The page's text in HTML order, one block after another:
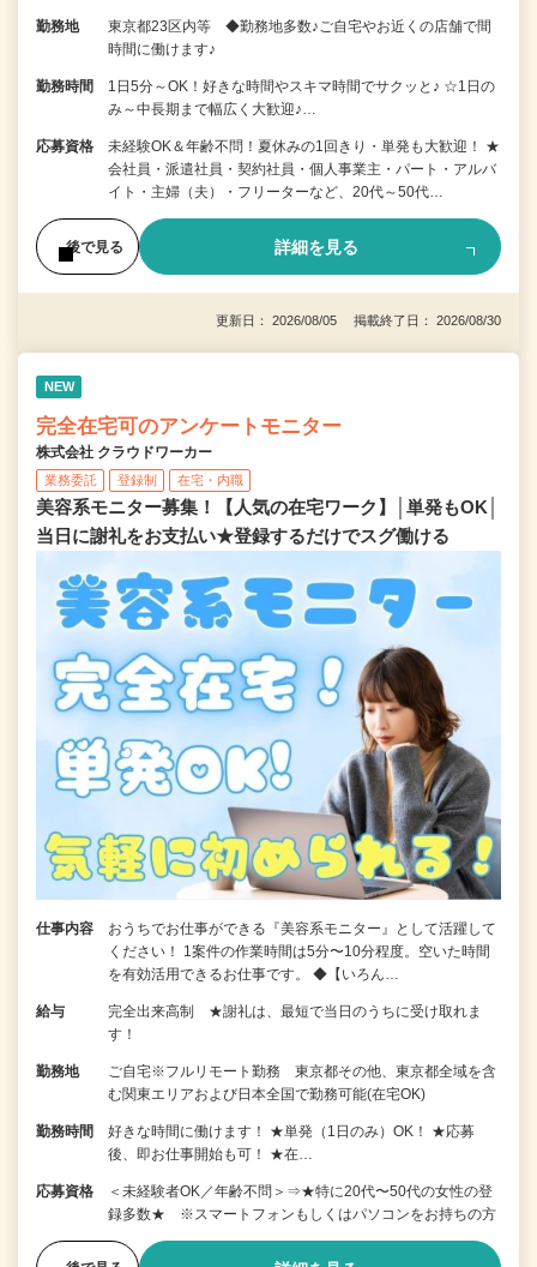
勤務地
東京都23区内等 ◆勤務地多数♪ご自宅やお近くの店舗で間
時間に働けます♪
勤務時間
1日5分～OK！好きな時間やスキマ時間でサクッと♪ ☆1日の
み～中長期まで幅広く大歓迎♪…
応募資格
未経験OK＆年齢不問！夏休みの1回きり・単発も大歓迎！ ★
会社員・派遣社員・契約社員・個人事業主・パート・アルバ
イト・主婦（夫）・フリーターなど、20代～50代…
後で見る 詳細を見る
更新日： 2026/08/05 掲載終了日： 2026/08/30
NEW
完全在宅可のアンケートモニター
株式会社 クラウドワーカー
業務委託 登録制 在宅・内職
美容系モニター募集！【人気の在宅ワーク】│単発もOK│
当日に謝礼をお支払い★登録するだけでスグ働ける
仕事内容
おうちでお仕事ができる『美容系モニター』として活躍して
ください！ 1案件の作業時間は5分〜10分程度。空いた時間
を有効活用できるお仕事です。 ◆【いろん…
給与
完全出来高制 ★謝礼は、最短で当日のうちに受け取れま
す！
勤務地
ご自宅※フルリモート勤務 東京都その他、東京都全域を含
む関東エリアおよび日本全国で勤務可能(在宅OK)
勤務時間
好きな時間に働けます！ ★単発（1日のみ）OK！ ★応募
後、即お仕事開始も可！ ★在…
応募資格
＜未経験者OK／年齢不問＞⇒★特に20代〜50代の女性の登
録多数★ ※スマートフォンもしくはパソコンをお持ちの方